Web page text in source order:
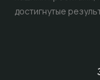
достигнутые